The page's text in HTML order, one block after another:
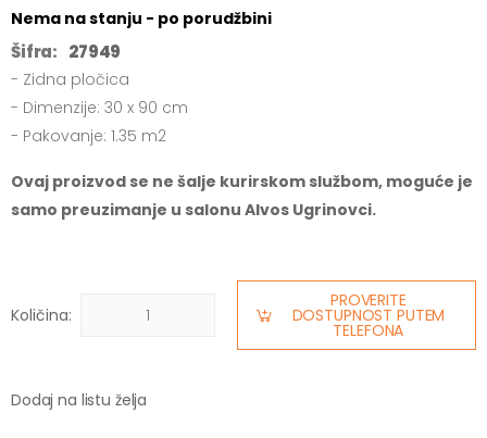
Nema na stanju - po porudžbini
Šifra: 27949
- Zidna pločica
- Dimenzije: 30 x 90 cm
- Pakovanje: 1.35 m2
Ovaj proizvod se ne šalje kurirskom službom, moguće je
samo preuzimanje u salonu Alvos Ugrinovci.
Količina:
PROVERITE
DOSTUPNOST PUTEM
TELEFONA
Dodaj na listu želja